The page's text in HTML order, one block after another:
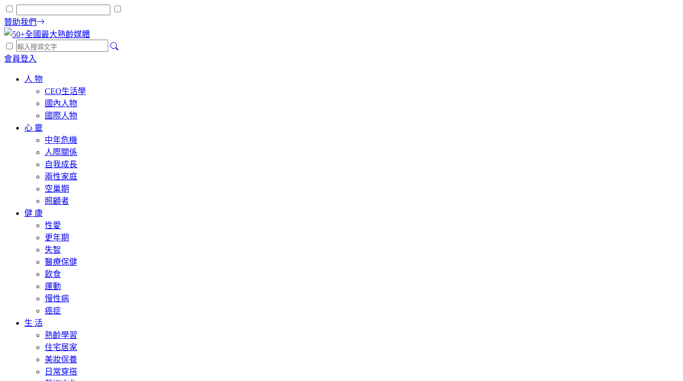
贊助我們
會員登入
人 物
CEO生活學
國內人物
國際人物
心 靈
中年危機
人際關係
自我成長
兩性家庭
空巢期
照顧者
健 康
性愛
更年期
失智
醫療保健
飲食
運動
慢性病
癌症
生 活
熟齡學習
住宅居家
美妝保養
日常穿搭